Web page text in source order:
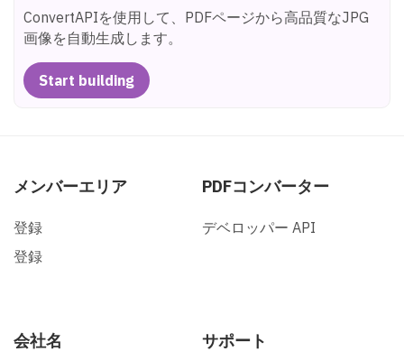
ConvertAPIを使用して、PDFページから高品質なJPG
画像を自動生成します。
Start building
メンバーエリア
登録
登録
PDFコンバーター
デベロッパー API
会社名 サポート